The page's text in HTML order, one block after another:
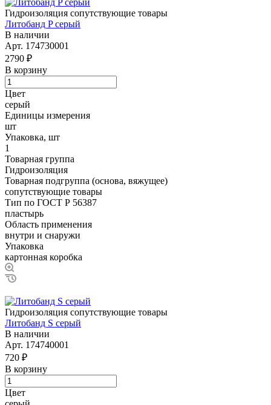
Гидроизоляция сопутствующие товары
Литобанд P серый
В наличии
Арт. 174730001
2790 ₽
В корзину
Цвет
серый
Единицы измерения
шт
Упаковка, шт
1
Товарная группа
Гидроизоляция
Товарная подгруппа (основа, вяжущее)
сопутствующие товары
Тип по ГОСТ Р 56387
пластырь
Область применения
внутри и снаружи
Упаковка
картонная коробка
Гидроизоляция сопутствующие товары
Литобанд S серый
В наличии
Арт. 174740001
720 ₽
В корзину
Цвет